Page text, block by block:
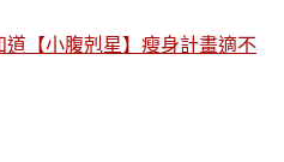
道【小腹剋星】瘦身計畫適不